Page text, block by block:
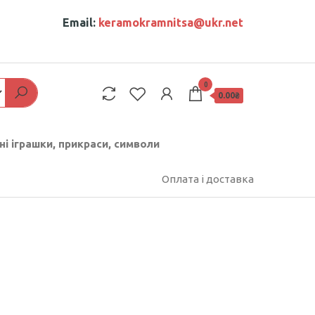
Email: keramokramnitsa@ukr.net
0
0.00₴
іграшки, прикраси, символи
Оплата і доставка